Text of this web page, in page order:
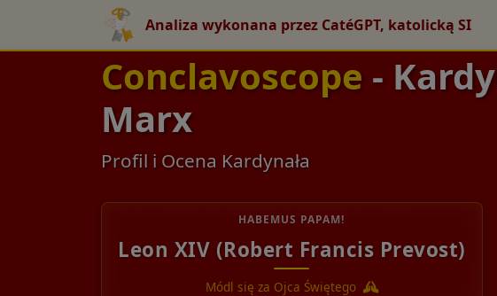
Analiza wykonana przez CatéGPT, katolicką SI
Conclavoscope -
Marx
Profil i Ocena Kardynała
HABEMUS PAPAM!
Leon XIV (Robert Francis Prevost)
Módl się za Ojca Świętego